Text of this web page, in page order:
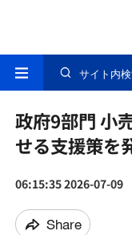
サイト内
政府9部門 小
せる支援策を
06:15:35 2026-07-09
Share